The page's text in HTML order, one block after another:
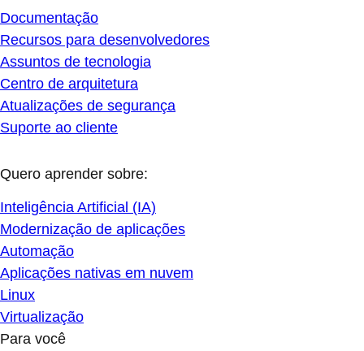
Documentação
Recursos para desenvolvedores
Assuntos de tecnologia
Centro de arquitetura
Atualizações de segurança
Suporte ao cliente
Quero aprender sobre:
Inteligência Artificial (IA)
Modernização de aplicações
Automação
Aplicações nativas em nuvem
Linux
Virtualização
Para você